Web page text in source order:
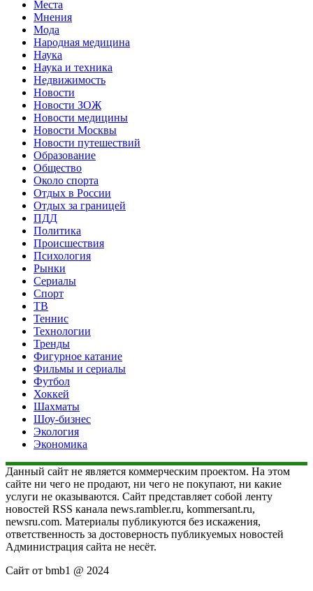
Места
Мнения
Мода
Народная медицина
Наука
Наука и техника
Недвижимость
Новости
Новости ЗОЖ
Новости медицины
Новости Москвы
Новости путешествий
Образование
Общество
Около спорта
Отдых в России
Отдых за границей
ПДД
Политика
Происшествия
Психология
Рынки
Сериалы
Спорт
ТВ
Теннис
Технологии
Тренды
Фигурное катание
Фильмы и сериалы
Футбол
Хоккей
Шахматы
Шоу-бизнес
Экология
Экономика
Данный сайт не является коммерческим проектом. На этом
сайте ни чего не продают, ни чего не покупают, ни какие
услуги не оказываются. Сайт представляет собой ленту
новостей RSS канала news.rambler.ru, kommersant.ru,
newsru.com. Материалы публикуются без искажения,
ответственность за достоверность публикуемых новостей
Администрация сайта не несёт.
Сайт от bmb1 @ 2024